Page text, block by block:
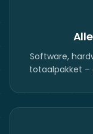
Software,
totaalpakket